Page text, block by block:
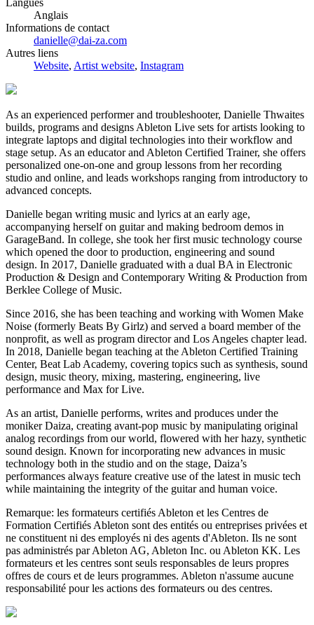
Langues
Anglais
Informations de contact
danielle@dai-za.com
Autres liens
Website, Artist website, Instagram
As an experienced performer and troubleshooter, Danielle Thwaites
builds, programs and designs Ableton Live sets for artists looking to
integrate laptops and digital technologies into their workflow and
stage setup. As an educator and Ableton Certified Trainer, she offers
personalized one-on-one and group lessons from her recording
studio and online, and leads workshops ranging from introductory to
advanced concepts.
Danielle began writing music and lyrics at an early age,
accompanying herself on guitar and making bedroom demos in
GarageBand. In college, she took her first music technology course
which opened the door to production, engineering and sound
design. In 2017, Danielle graduated with a dual BA in Electronic
Production & Design and Contemporary Writing & Production from
Berklee College of Music.
Since 2016, she has been teaching and working with Women Make
Noise (formerly Beats By Girlz) and served a board member of the
nonprofit, as well as program director and Los Angeles chapter lead.
In 2018, Danielle began teaching at the Ableton Certified Training
Center, Beat Lab Academy, covering topics such as synthesis, sound
design, music theory, mixing, mastering, engineering, live
performance and Max for Live.
As an artist, Danielle performs, writes and produces under the
moniker Daiza, creating avant-pop music by manipulating original
analog recordings from our world, flowered with her hazy, synthetic
sound design. Known for incorporating new advances in music
technology both in the studio and on the stage, Daiza’s
performances always feature creative use of the latest in music tech
while maintaining the integrity of the guitar and human voice.
Remarque: les formateurs certifiés Ableton et les Centres de
Formation Certifiés Ableton sont des entités ou entreprises privées et
ne constituent ni des employés ni des agents d'Ableton. Ils ne sont
pas administrés par Ableton AG, Ableton Inc. ou Ableton KK. Les
formateurs et les centres sont seuls responsables de leurs propres
offres de cours et de leurs programmes. Ableton n'assume aucune
responsabilité pour les actions des formateurs ou des centres.